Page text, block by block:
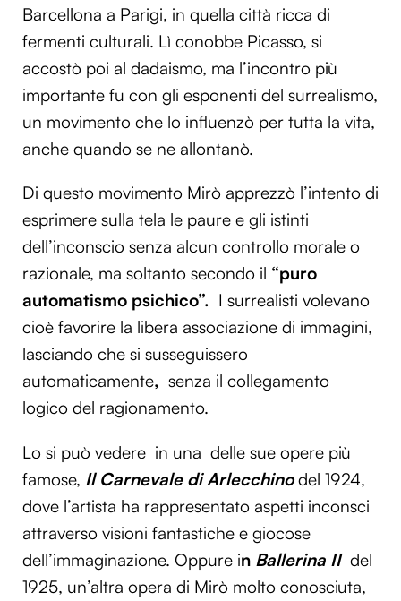
Barcellona a Parigi, in quella città ricca di
fermenti culturali. Lì conobbe Picasso, si
accostò poi al dadaismo, ma l’incontro più
importante fu con gli esponenti del surrealismo,
un movimento che lo influenzò per tutta la vita,
anche quando se ne allontanò.
Di questo movimento Mirò apprezzò l’intento di
esprimere sulla tela le paure e gli istinti
dell’inconscio senza alcun controllo morale o
razionale, ma soltanto secondo il “puro
automatismo psichico”. I surrealisti volevano
cioè favorire la libera associazione di immagini,
lasciando che si susseguissero
automaticamente, senza il collegamento
logico del ragionamento.
Lo si può vedere in una delle sue opere più
famose, Il Carnevale di Arlecchinodel 1924,
dove l’artista ha rappresentato aspetti inconsci
attraverso visioni fantastiche e giocose
dell’immaginazione. Oppure in Ballerina II del
1925, un’altra opera di Mirò molto conosciuta,